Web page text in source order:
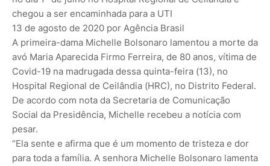
chegou a ser encaminhada para a UTI
13 de agosto de 2020 por Agência Brasil
A primeira-dama Michelle Bolsonaro lamentou a morte da
avó Maria Aparecida Firmo Ferreira, de 80 anos, vítima de
Covid-19 na madrugada dessa quinta-feira (13), no
Hospital Regional de Ceilândia (HRC), no Distrito Federal.
De acordo com nota da Secretaria de Comunicação
Social da Presidência, Michelle recebeu a notícia com
pesar.
“Ela sente e afirma que é um momento de tristeza e dor
para toda a família. A senhora Michelle Bolsonaro lamenta